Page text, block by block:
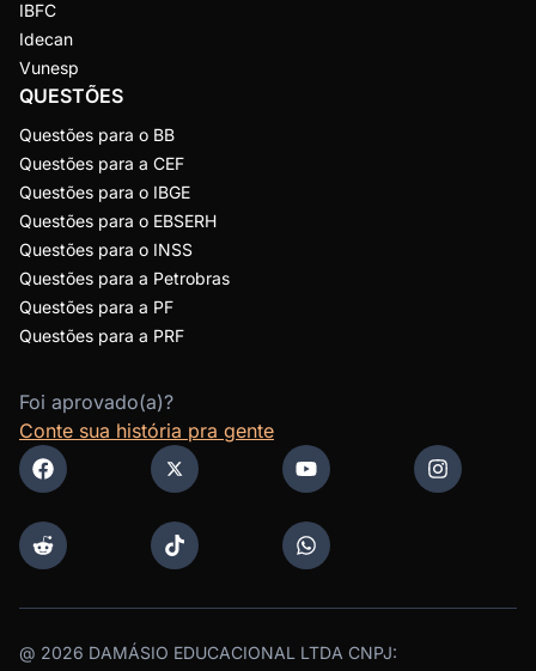
IBFC
Idecan
Vunesp
QUESTÕES
Questões para o BB
Questões para a CEF
Questões para o IBGE
Questões para o EBSERH
Questões para o INSS
Questões para a Petrobras
Questões para a PF
Questões para a PRF
Foi aprovado(a)?
Conte sua história pra gente
@ 2026 DAMÁSIO EDUCACIONAL LTDA CNPJ: